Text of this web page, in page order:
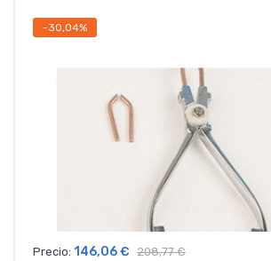
-30,04%
Precio: 146,06 € 208,77 €